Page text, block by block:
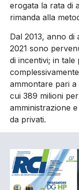
erogata la rata di
rimanda alla
Dal 2013, anno di
2021 sono
di incentivi; in
ammontare pari a
cui 389 milioni
amministrazione
da privati.